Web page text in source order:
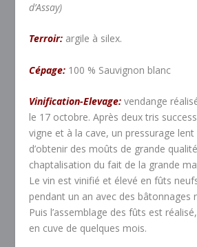
d’Assay)
Terroir: argile à silex.
Cépage: 100 % Sauvignon blanc
Vinification-Elevage: vendange
le 17 octobre. Après deux tris
vigne et à la cave, un pressurage
d’obtenir des moûts de grande
chaptalisation du fait de la grande
Le vin est vinifié et élevé en fûts
pendant un an avec des bâtonnages
Puis l’assemblage des fûts est
en cuve de quelques mois.